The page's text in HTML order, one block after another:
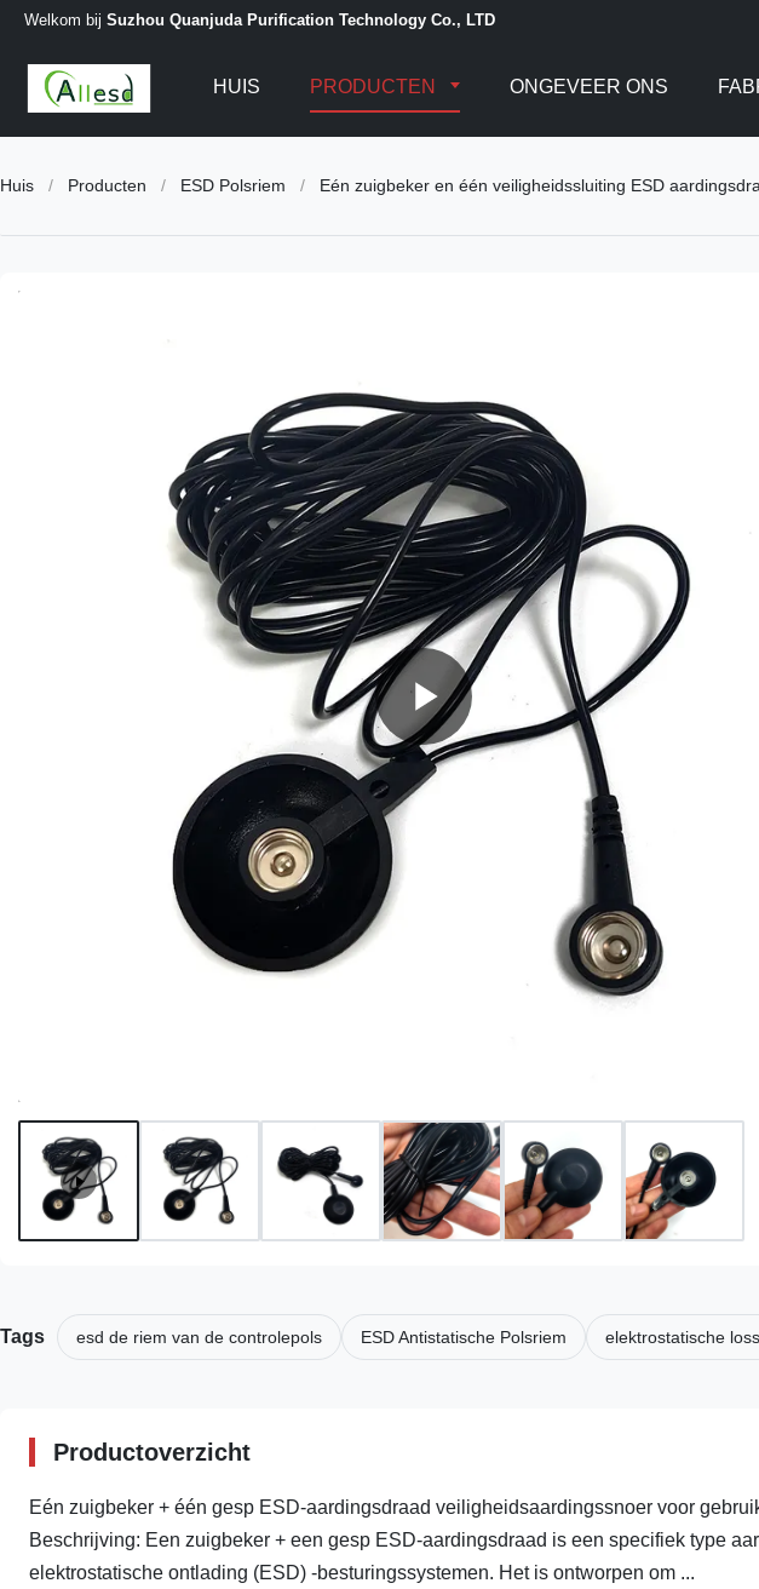
Welkom bij Suzhou Quanjuda Purification Technology Co., LTD
HUIS PRODUCTEN ONGEVEER ONS
Huis / Producten / ESD Polsriem / Eén zuigbeker en één veiligheidssluiting ESD
Tags esd de riem van de controlepols ESD Antistatische Polsriem elektrostatische
Productoverzicht
Eén zuigbeker + één gesp ESD-aardingsdraad veiligheidsaardingssnoer voor
Beschrijving: Een zuigbeker + een gesp ESD-aardingsdraad is een specifiek type
elektrostatische ontlading (ESD) -besturingssystemen. Het is ontworpen om ...